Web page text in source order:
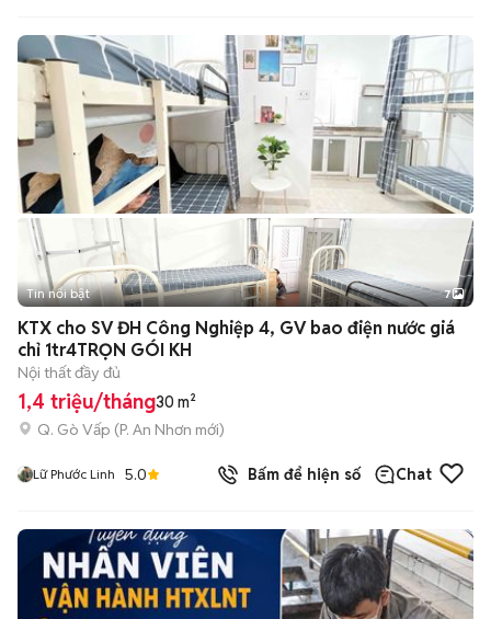
+2
Tin nổi bật 7
KTX cho SV ĐH Công Nghiệp 4, GV bao điện nước giá
chỉ 1tr4TRỌN GÓI KH
Nội thất đầy đủ
1,4 triệu/tháng30 m²
Q. Gò Vấp (P. An Nhơn mới)
Lữ Phước Linh 5.0 Bấm để hiện số Chat